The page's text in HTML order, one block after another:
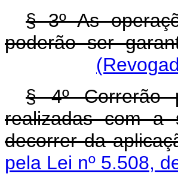
§ 3º As
poderão ser
§ 4º Correrão
realizadas com a
decorrer da
pela Lei nº 5.508,